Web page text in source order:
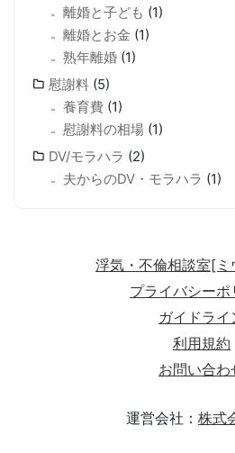
離婚と子ども (1)
離婚とお金 (1)
熟年離婚 (1)
慰謝料 (5)
養育費 (1)
慰謝料の相場 (1)
DV/モラハラ (2)
夫からのDV・モラハラ (1)
浮気・不倫相談室[ミ
プライバシーポ
ガイドライ
利用規約
お問い合わ
運営会社： 株式